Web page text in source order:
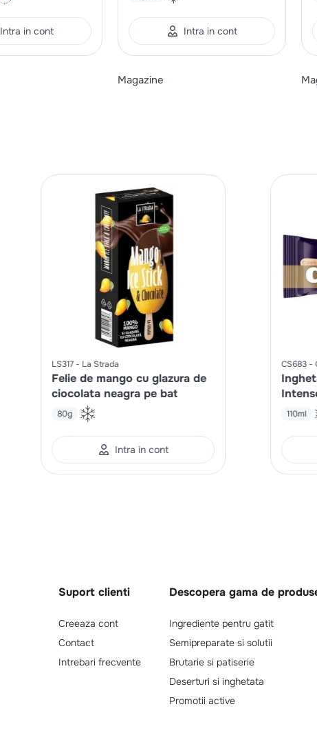
Intra in cont Intra in cont
Magazine
LS317 La Strada
Felie de mango cu glazura de
ciocolata neagra pe bat
80g
Intra in cont
CS683
110ml
Suport clienti
Creeaza cont
Contact
Intrebari frecvente
Descopera gama de
Ingrediente pentru gatit
Semipreparate si solutii
Brutarie si patiserie
Deserturi si inghetata
Promotii active